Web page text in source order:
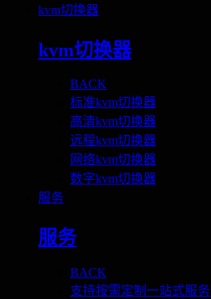
kvm切换器
kvm切换器
BACK
标准kvm切换器
高清kvm切换器
远程kvm切换器
网络kvm切换器
数字kvm切换器
服务
服务
BACK
支持按需定制一站式服务